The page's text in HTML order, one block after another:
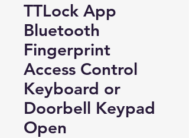
TTLock App
Bluetooth
Fingerprint
Access Control
Keyboard or
Doorbell Keypad
Open